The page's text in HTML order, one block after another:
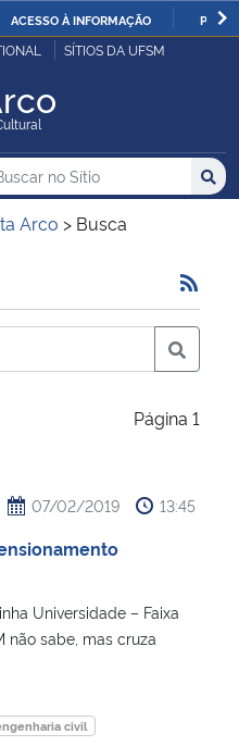
ACESSO À INFORMAÇÃO
e Comunicações
SÍTIOS DA UFSM
Sítio no no Sítio
Arco > Busca
Página 1
07/02/2019 13:45
Universidade – Faixa
não sabe, mas cruza
civil